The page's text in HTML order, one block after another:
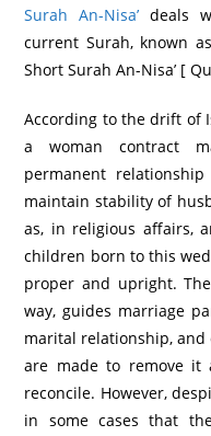
Surah An-Nisa’ deals
current Surah, known
Short Surah An-Nisa’ [
According to the drift of
a woman contract
permanent
maintain stability of
as, in religious affairs,
children born to this
proper and upright.
way, guides marriage
marital relationship,
are made to remove it
reconcile. However,
in some cases that